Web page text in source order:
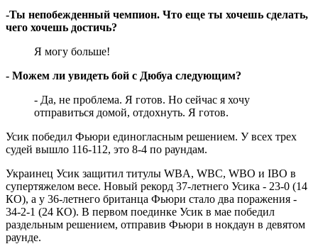
-Ты непобежденный чемпион. Что еще ты хочешь сделать,
чего хочешь достичь?
Я могу больше!
- Можем ли увидеть бой с Дюбуа следующим?
- Да, не проблема. Я готов. Но сейчас я хочу
отправиться домой, отдохнуть. Я готов.
Усик победил Фьюри единогласным решением. У всех трех
судей вышло 116-112, это 8-4 по раундам.
Украинец Усик защитил титулы WBA, WBС, WBO и IBO в
супертяжелом весе. Новый рекорд 37-летнего Усика - 23-0 (14
КО), а у 36-летнего британца Фьюри стало два поражения -
34-2-1 (24 КО). В первом поединке Усик в мае победил
раздельным решением, отправив Фьюри в нокдаун в девятом
раунде.